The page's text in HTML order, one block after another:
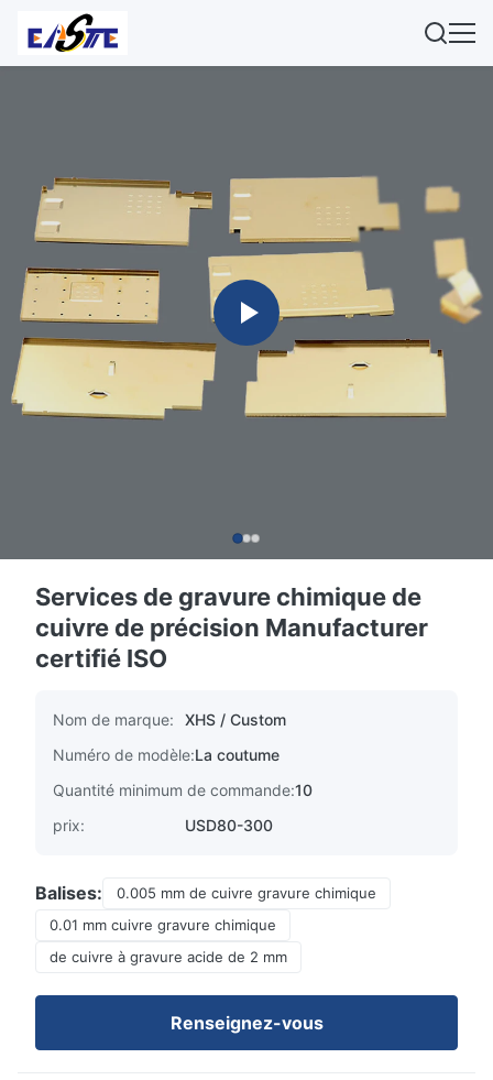
Services de gravure chimique de
cuivre de précision Manufacturer
certifié ISO
Nom de marque:
XHS / Custom
Numéro de modèle:La coutume
Quantité minimum de commande:10
prix:
USD80-300
Balises:
0.005 mm de cuivre gravure chimique
0.01 mm cuivre gravure chimique
de cuivre à gravure acide de 2 mm
Renseignez-vous